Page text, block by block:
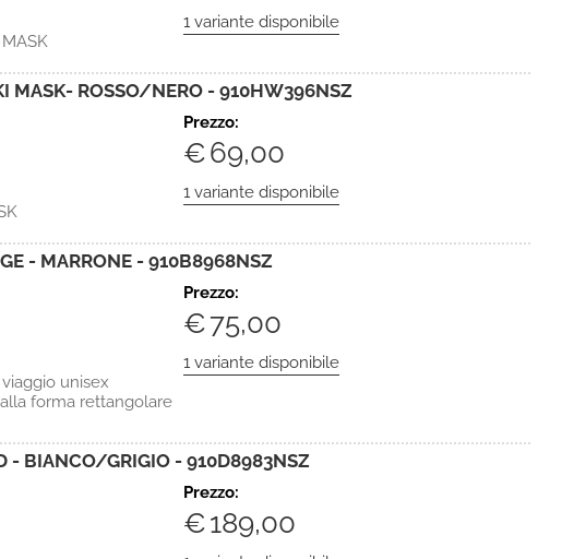
MASK- ROSSO/NERO - 910HW396NSZ
Prezzo:
€69,00
- MARRONE - 910B8968NSZ
viaggio unisex
forma rettangolare
Prezzo:
€75,00
- BIANCO/GRIGIO - 910D8983NSZ
Prezzo:
€189,00